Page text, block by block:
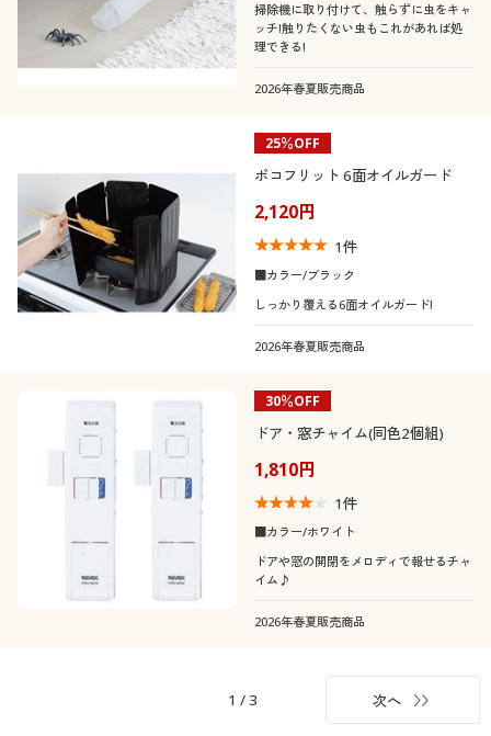
掃除機に取り付けて、触らずに虫をキャ
ッチ!触りたくない虫もこれがあれば処
理できる!
2026年春夏販売商品
25％OFF
ポコフリット 6面オイルガード
2,120円
1件
■カラー/ブラック
しっかり覆える6面オイルガード!
2026年春夏販売商品
30％OFF
ドア・窓チャイム(同色2個組)
1,810円
1件
■カラー/ホワイト
ドアや窓の開閉をメロディで報せるチャ
イム♪
2026年春夏販売商品
1 /3 次へ